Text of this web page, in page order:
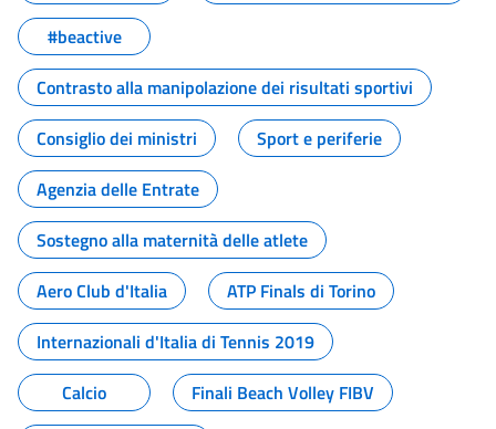
#beactive
Contrasto alla manipolazione dei risultati sportivi
Consiglio dei ministri
Sport e periferie
Agenzia delle Entrate
Sostegno alla maternità delle atlete
Aero Club d'Italia
ATP Finals di Torino
Internazionali d'Italia di Tennis 2019
Calcio
Finali Beach Volley FIBV